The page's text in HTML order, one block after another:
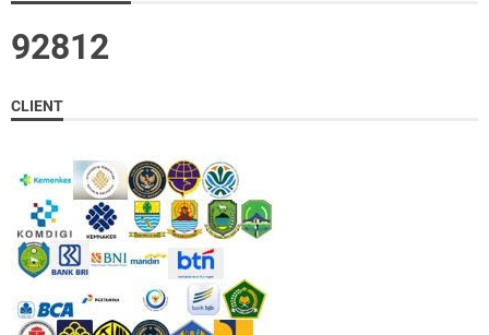
92812
CLIENT